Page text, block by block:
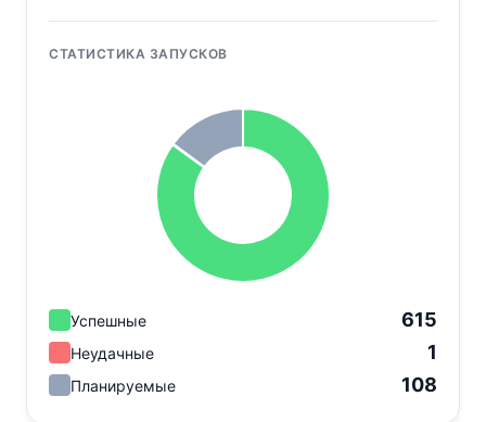
СТАТИСТИКА ЗАПУСКОВ
Успешные 615
Неудачные 1
Планируемые 108